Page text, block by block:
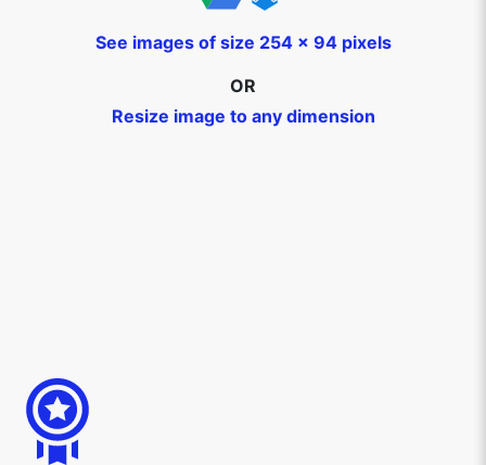
See images of size 254 x 94 pixels
OR
Resize image to any dimension